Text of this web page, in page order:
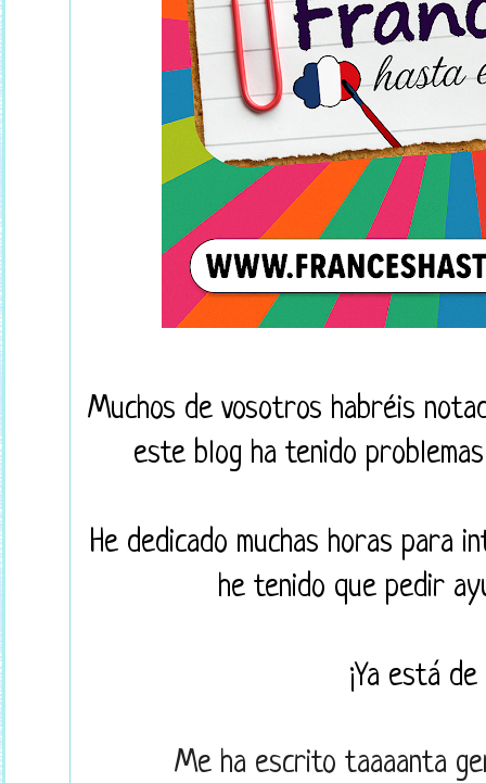
Muchos de vosotros habréis
este blog ha tenido
He dedicado muchas horas para
he tenido que pedir
¡Ya está
Me ha escrito taaaanta